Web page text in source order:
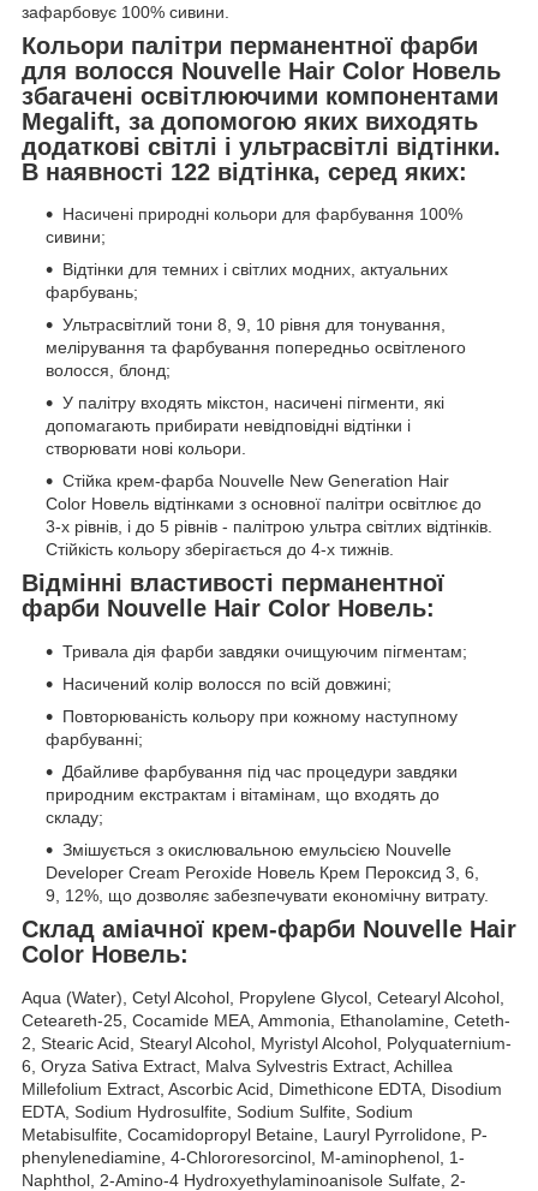
зафарбовує 100% сивини.
Кольори палітри перманентної фарби
для волосся Nouvelle Hair Color Новель
збагачені освітлюючими компонентами
Megalift, за допомогою яких виходять
додаткові світлі і ультрасвітлі відтінки.
В наявності 122 відтінка, серед яких:
Насичені природні кольори для фарбування 100%
сивини;
Відтінки для темних і світлих модних, актуальних
фарбувань;
Ультрасвітлий тони 8, 9, 10 рівня для тонування,
мелірування та фарбування попередньо освітленого
волосся, блонд;
У палітру входять мікстон, насичені пігменти, які
допомагають прибирати невідповідні відтінки і
створювати нові кольори.
Стійка крем-фарба Nouvelle New Generation Hair
Color Новель відтінками з основної палітри освітлює до
3-х рівнів, і до 5 рівнів - палітрою ультра світлих відтінків.
Стійкість кольору зберігається до 4-х тижнів.
Відмінні властивості перманентної
фарби Nouvelle Hair Color Новель:
Тривала дія фарби завдяки очищуючим пігментам;
Насичений колір волосся по всій довжині;
Повторюваність кольору при кожному наступному
фарбуванні;
Дбайливе фарбування під час процедури завдяки
природним екстрактам і вітамінам, що входять до
складу;
Змішується з окислювальною емульсією Nouvelle
Developer Cream Peroxide Новель Крем Пероксид 3, 6,
9, 12%, що дозволяє забезпечувати економічну витрату.
Склад аміачної крем-фарби Nouvelle Hair
Color Новель:
Aqua (Water), Cetyl Alcohol, Propylene Glycol, Cetearyl Alcohol,
Ceteareth-25, Cocamide MEA, Ammonia, Ethanolamine, Ceteth-
2, Stearic Acid, Stearyl Alcohol, Myristyl Alcohol, Polyquaternium-
6, Oryza Sativa Extract, Malva Sylvestris Extract, Achillea
Millefolium Extract, Ascorbic Acid, Dimethicone EDTA, Disodium
EDTA, Sodium Hydrosulfite, Sodium Sulfite, Sodium
Metabisulfite, Cocamidopropyl Betaine, Lauryl Pyrrolidone, P-
phenylenediamine, 4-Chlororesorcinol, M-aminophenol, 1-
Naphthol, 2-Amino-4 Hydroxyethylaminoanisole Sulfate, 2-